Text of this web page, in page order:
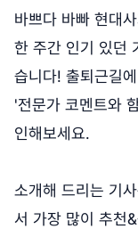
바쁘다 바빠 현대
한 주간 인기 있던
습니다! 출퇴근길
'전문가 코멘트와
인해보세요.
소개해 드리는 기
서 가장 많이 추천